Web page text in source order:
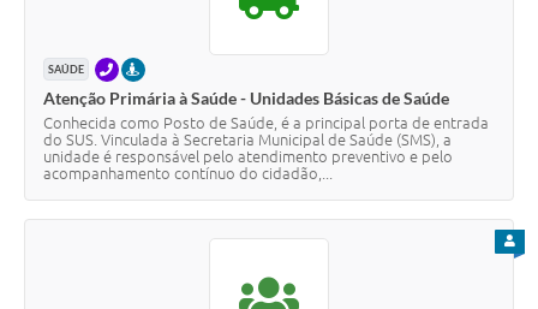
SAÚDE TELEFONEPRESENCIAL
Atenção Primária à Saúde - Unidades Básicas de Saúde
Conhecida como Posto de Saúde, é a principal porta de entrada
do SUS. Vinculada à Secretaria Municipal de Saúde (SMS), a
unidade é responsável pelo atendimento preventivo e pelo
acompanhamento contínuo do cidadão,...